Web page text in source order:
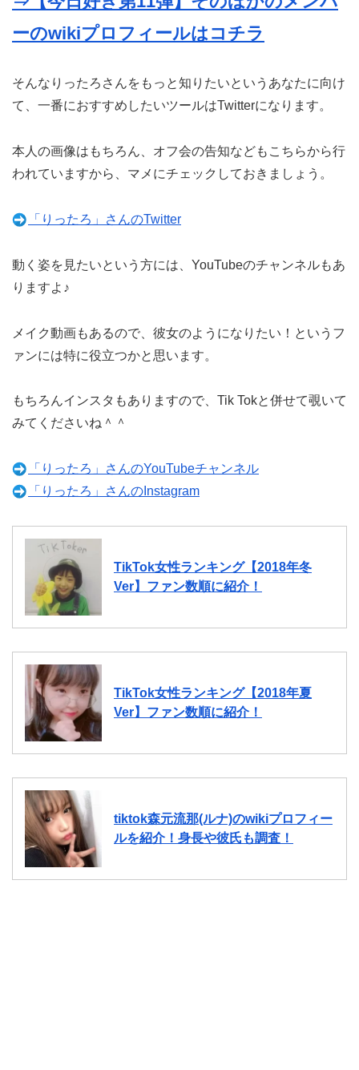
ーのwikiプロフィールはコチラ
そんなりったろさんをもっと知りたいというあなたに向け
て、一番におすすめしたいツールはTwitterになります。
本人の画像はもちろん、オフ会の告知などもこちらから行
われていますから、マメにチェックしておきましょう。
「りったろ」さんのTwitter
動く姿を見たいという方には、YouTubeのチャンネルもあ
りますよ♪
メイク動画もあるので、彼女のようになりたい！というフ
ァンには特に役立つかと思います。
もちろんインスタもありますので、Tik Tokと併せて覗いて
みてくださいね＾＾
「りったろ」さんのYouTubeチャンネル
「りったろ」さんのInstagram
TikTok女性ランキング【2018年冬
Ver】ファン数順に紹介！
TikTok女性ランキング【2018年夏
Ver】ファン数順に紹介！
tiktok森元流那(ルナ)のwikiプロフィー
ルを紹介！身長や彼氏も調査！